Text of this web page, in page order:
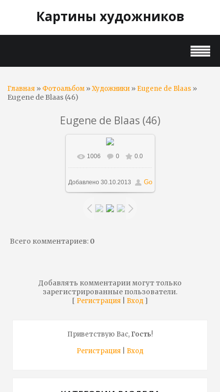
Картины художников
Главная » Фотоальбом»Художники » Eugene de Blaas »
Eugene de Blaas (46)
Eugene de Blaas (46)
В реальном размере
582x1000/ 103.3Kb
1006 0 0.0
Добавлено 30.10.2013 Go
Всего комментариев: 0
Добавлять комментарии могут только
зарегистрированные пользователи.
[ Регистрация Вход ]
Приветствую Вас,Гость!
Регистрация
Вход